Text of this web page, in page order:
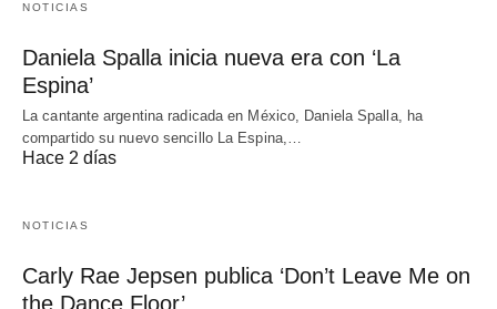
NOTICIAS
Daniela Spalla inicia nueva era con ‘La
Espina’
La cantante argentina radicada en México, Daniela Spalla, ha
compartido su nuevo sencillo La Espina,…
Hace 2 días
NOTICIAS
Carly Rae Jepsen publica ‘Don’t Leave Me on
the Dance Floor’